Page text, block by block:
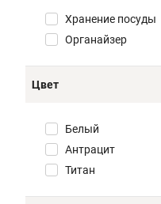
Хранение посуды
Органайзер
Цвет
Белый
Антрацит
Титан